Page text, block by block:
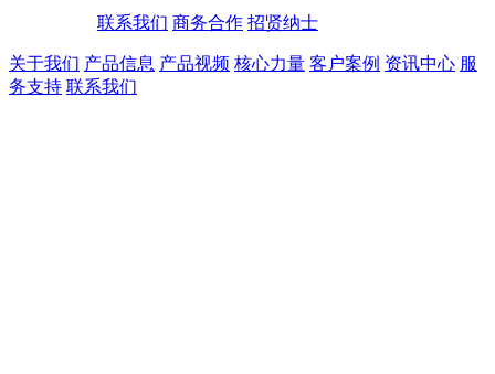
联系我们 商务合作 招贤纳士
关于我们 产品信息 产品视频 核心力量 客户案例 资讯中心 服
务支持 联系我们